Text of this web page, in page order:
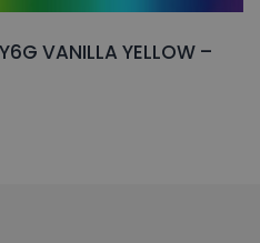
VANILLA YELLOW –